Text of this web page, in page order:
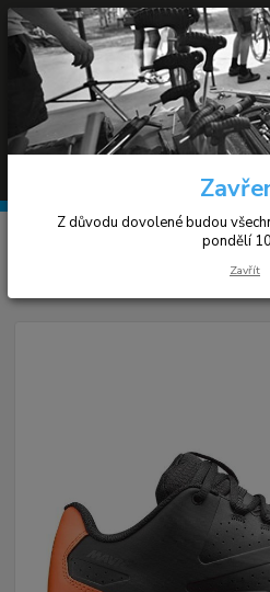
+420 608 030 119
(Po-Pá 9-17h)
Mavic XA
Z důvodu dovolené budou
pondělí
Zavřít